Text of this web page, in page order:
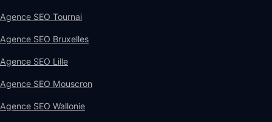
Agence SEO Tournai
Agence SEO Bruxelles
Agence SEO Lille
Agence SEO Mouscron
Agence SEO Wallonie